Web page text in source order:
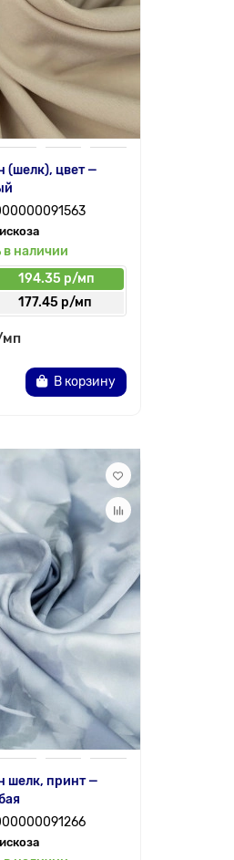
(шелк), цвет —
в наличии
194.35 р/мп
177.45 р/мп
В корзину
шелк, принт —